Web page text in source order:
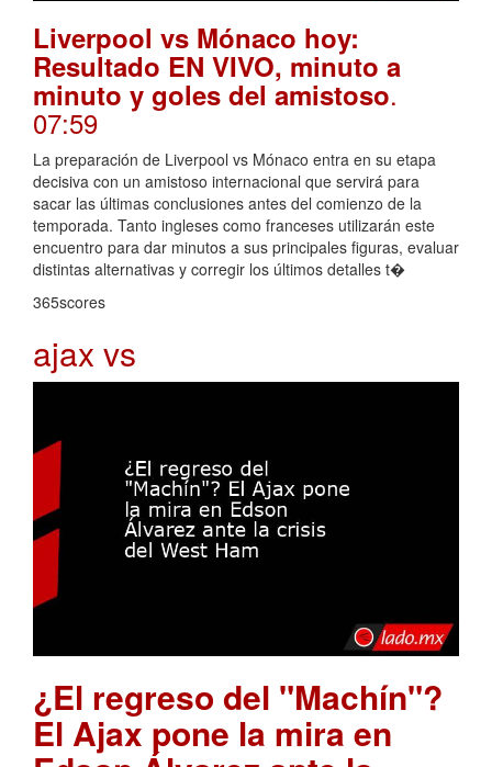
Liverpool vs Mónaco hoy:
Resultado EN VIVO, minuto a
minuto y goles del amistoso.
07:59
La preparación de Liverpool vs Mónaco entra en su etapa
decisiva con un amistoso internacional que servirá para
sacar las últimas conclusiones antes del comienzo de la
temporada. Tanto ingleses como franceses utilizarán este
encuentro para dar minutos a sus principales figuras, evaluar
distintas alternativas y corregir los últimos detalles t�
365scores
ajax vs
¿El regreso del "Machín"?
El Ajax pone la mira en